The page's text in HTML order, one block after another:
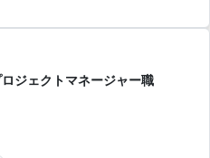
ジェクトマネージャー職